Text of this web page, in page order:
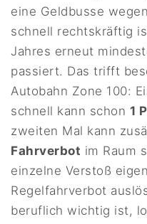
eine Geldbusse
schnell rechtskräftig
Jahres erneut
passiert. Das trifft
Autobahn Zone 100:
schnell kann schon 1
zweiten Mal kann
Fahrverbot im Raum
einzelne Verstoß
Regelfahrverbot
beruflich wichtig ist,